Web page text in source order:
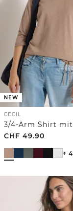
NEW
CECIL
CHF 49.90
+ 4